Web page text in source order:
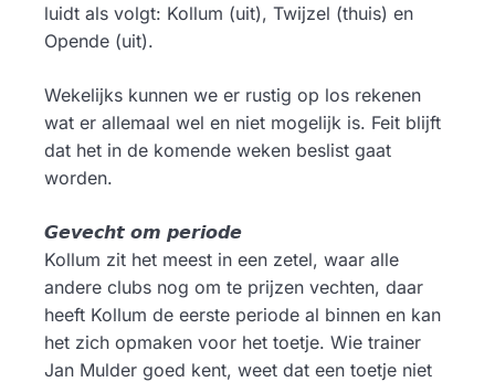
luidt als volgt: Kollum (uit), Twijzel (thuis) en
Opende (uit).
Wekelijks kunnen we er rustig op los rekenen
wat er allemaal wel en niet mogelijk is. Feit blijft
dat het in de komende weken beslist gaat
worden.
𝙂𝙚𝙫𝙚𝙘𝙝𝙩 𝙤𝙢 𝙥𝙚𝙧𝙞𝙤𝙙𝙚
Kollum zit het meest in een zetel, waar alle
andere clubs nog om te prijzen vechten, daar
heeft Kollum de eerste periode al binnen en kan
het zich opmaken voor het toetje. Wie trainer
Jan Mulder goed kent, weet dat een toetje niet